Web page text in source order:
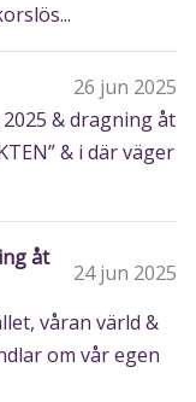
26 jun 2025
& dragning åt
& i där väger
åt
24 jun 2025
våran värld &
om vår egen